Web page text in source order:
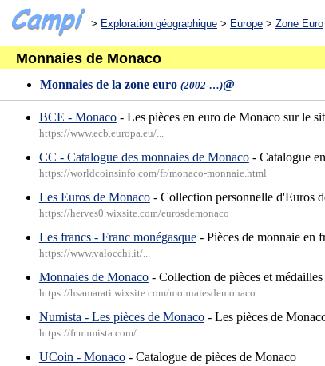
> Exploration géographique > Europe > Zone Euro
Monnaies de Monaco
Monnaies de la zone euro (2002-…)@
BCE - Monaco- Les pièces en euro de Monaco sur le
https://www.ecb.europa.eu/...
CC - Catalogue des monnaies de Monaco- Catalogue
https://worldcoinsinfo.com/fr/monaco-monnaie.html
Les Euros de Monaco- Collection personnelle d'Euros
https://herves0.wixsite.com/eurosdemonaco
Les francs - Franc monégasque- Pièces de monnaie en
https://www.valocchi.it/...
Monnaies de Monaco- Collection de pièces et
https://hsamarati.wixsite.com/monnaiesdemonaco
Numista - Les pièces de Monaco- Les pièces de
https://fr.numista.com/...
UCoin - Monaco- Catalogue de pièces de Monaco